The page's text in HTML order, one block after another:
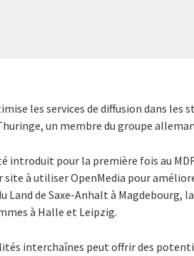
les services de diffusion dans
un membre du groupe
introduit pour la première fois au
à utiliser OpenMedia pour
Land de Saxe-Anhalt à Magdebourg,
à Halle et Leipzig.
interchaînes peut offrir des